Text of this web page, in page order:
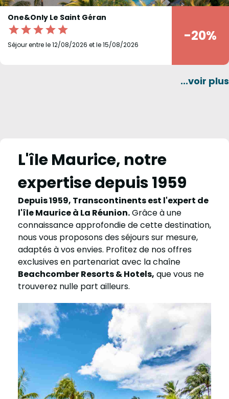
One&Only Le Saint Géran
starstarstarstarstar
Séjour entre le 12/08/2026 et le 15/08/2026
-20%
...voir plus
L'île Maurice, notre
expertise depuis 1959
Depuis 1959, Transcontinents est l'expert de
l'île Maurice à La Réunion.Grâce à une
connaissance approfondie de cette destination,
nous vous proposons des séjours sur mesure,
adaptés à vos envies. Profitez de nos offres
exclusives en partenariat avec la chaîne
Beachcomber Resorts & Hotels, que vous ne
trouverez nulle part ailleurs.